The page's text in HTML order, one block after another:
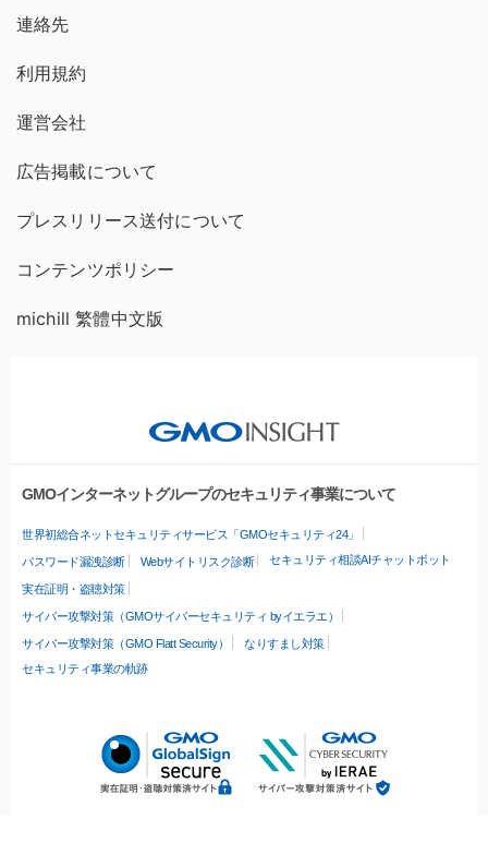
連絡先
利用規約
運営会社
広告掲載について
プレスリリース送付について
コンテンツポリシー
michill 繁體中文版
GMOインターネットグループのセキュリティ事業について
世界初総合ネットセキュリティサービス「GMOセキュリティ24」
パスワード漏洩診断 Webサイトリスク診断 セキュリティ相談AIチャットボット
実在証明・盗聴対策
サイバー攻撃対策（GMOサイバーセキュリティ byイエラエ）
サイバー攻撃対策（GMO Flatt Security）
なりすまし対策
セキュリティ事業の軌跡